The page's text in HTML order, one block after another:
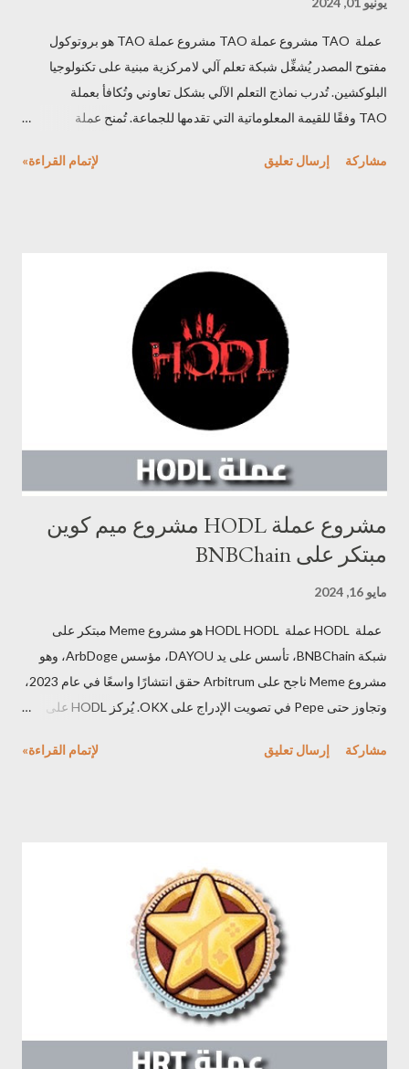
عملة TAO مشروع عملة TAO مشروع عملة TAO هو بروتوكول
مفتوح المصدر يُشغِّل شبكة تعلم آلي لامركزية مبنية على تكنولوجيا
البلوكشين. تُدرب نماذج التعلم الآلي بشكل تعاوني وتُكافأ بعملة
TAO وفقًا للقيمة المعلوماتية التي تقدمها للجماعة. تُمنح عملة
المعلومات من الشبكة وضبط أنشطتها وفقًا لاحتياجاتهم. يعمل هذا
لتطوير وتوزيع تقنية الذكاء الاصطناعي من خلال استغلال إمكانيات دفتر
الأستاذ الموزع. على وجه التحديد، تيسر له الوصول/الملكية، والحكم
اللامركزي، والقدرة على استغلال موارد الحوسبة والابتكار ، كل ذلك
ضمن إطار محفّز. - مستودع مفتوح المصدر للذكاء الآلي، قابل للوصول
لأي شخص في أي مكان، مما يخلق الظروف للابتكار المفتوح والغير
مشروط . عملة TAO Bittensor هو منصة رائدة تقف عند تقاطع
تكنولوجيا البلوكشين وتعلم الآلة. صُممت كشبكة لامركزية تُغ...
مشاركة إرسال تعليق لإتمام القراءة»
مشروع عملة HODL مشروع ميم كوين
مبتكر على BNBChain
مايو 16, 2024
عملة HODL عملة HODL HODL هو مشروع Meme مبتكر على
شبكة BNBChain، تأسس على يد DAYOU، مؤسس ArbDoge، وهو
مشروع Meme ناجح على Arbitrum حقق انتشارًا واسعًا في عام 2023،
وتجاوز حتى Pepe في تصويت الإدراج على OKX. يُركز HODL على
فريق ذو خبرة: يتمتع فريق HODL بخبرة واسعة في مجال العملات
طريق واضحة: يمتلك HODL خطة طريق واضحة محددة وأهدافه
بإمكانية نمو عالية نظرًا لفريق العمل الموهوب، وتركيزه على مكافأة
حاملي العملة، ومجتمعه النشط. فرصة للانضمام إلى مجتمع متميز: يوفر
HODL فرصة للانضمام إلى مجتمع متميز من الداعمين الذين يؤمنون
برؤية المشروع. المساهمة في مشروع مبتكر: HODL هو مشروع م...
مشاركة إرسال تعليق لإتمام القراءة»